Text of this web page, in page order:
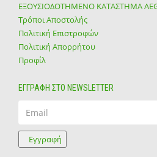
ΕΞΟΥΣΙΟΔΟΤΗΜΕΝΟ ΚΑΤΑΣΤΗΜΑ ΑΕG-
Τρόποι Αποστολής
Πολιτική Επιστροφών
Πολιτική Απορρήτου
Προφίλ
ΕΓΓΡΑΦΗ ΣΤΟ NEWSLETTER
Εγγραφή